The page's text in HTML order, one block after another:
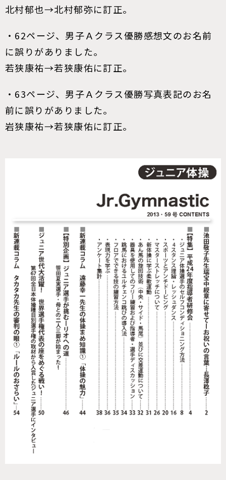
北村郁也→北村郁弥に訂正。
・62ページ、男子Ａクラス優勝感想文のお名前
に誤りがありました。
若狭康祐→若狭康佑に訂正。
・63ページ、男子Ａクラス優勝写真表記のお名
前に誤りがありました。
岩狭康祐→若狭康佑に訂正。